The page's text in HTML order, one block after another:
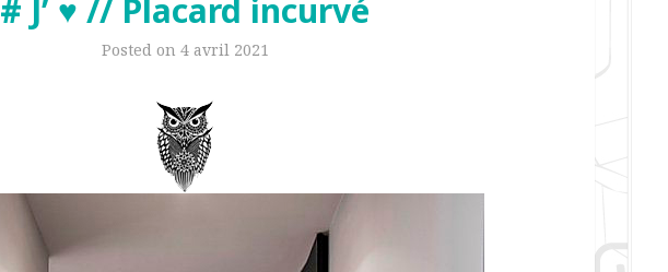
# J’ ♥ // Placard incurvé
Posted on 4 avril 2021